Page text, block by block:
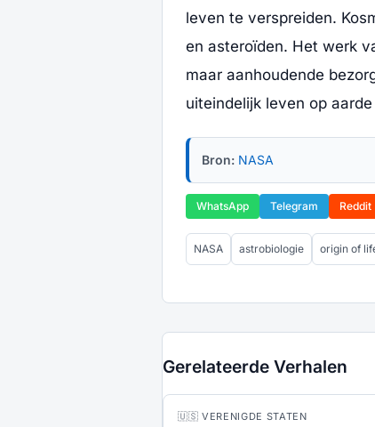
leven te verspreiden.
en asteroïden. Het werk
maar aanhoudende
uiteindelijk leven op
Bron: NASA
WhatsApp Telegram Reddit
NASA astrobiologie origin of
Gerelateerde Verhalen
🇺🇸 VERENIGDE STATEN